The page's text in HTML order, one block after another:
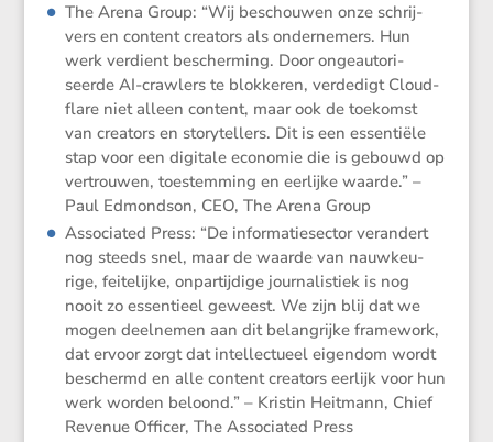
The Arena Group: “Wij beschouwen onze schrij­
vers en content creators als onder­ne­mers. Hun
werk verdient bescher­ming. Door ongeau­to­ri­
seerde AI-crawlers te blokkeren, verde­digt Cloud­
flare niet alleen content, maar ook de toekomst
van creators en story­tel­lers. Dit is een essen­tiële
stap voor een digitale economie die is gebouwd op
vertrouwen, toestem­ming en eerlijke waarde.” –
Paul Edmondson, CEO, The Arena Group
Associ­ated Press: “De infor­ma­tie­sector veran­dert
nog steeds snel, maar de waarde van nauwkeu­
rige, feite­lijke, onpar­tij­dige journa­lis­tiek is nog
nooit zo essen­tieel geweest. We zijn blij dat we
mogen deelnemen aan dit belang­rijke frame­work,
dat ervoor zorgt dat intel­lec­tueel eigendom wordt
beschermd en alle content creators eerlijk voor hun
werk worden beloond.” – Kristin Heitmann, Chief
Revenue Officer, The Associ­ated Press